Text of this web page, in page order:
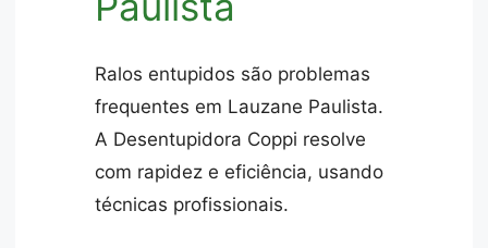
Ralos entupidos são problemas
frequentes em Lauzane Paulista.
A Desentupidora Coppi resolve
com rapidez e eficiência, usando
técnicas profissionais.